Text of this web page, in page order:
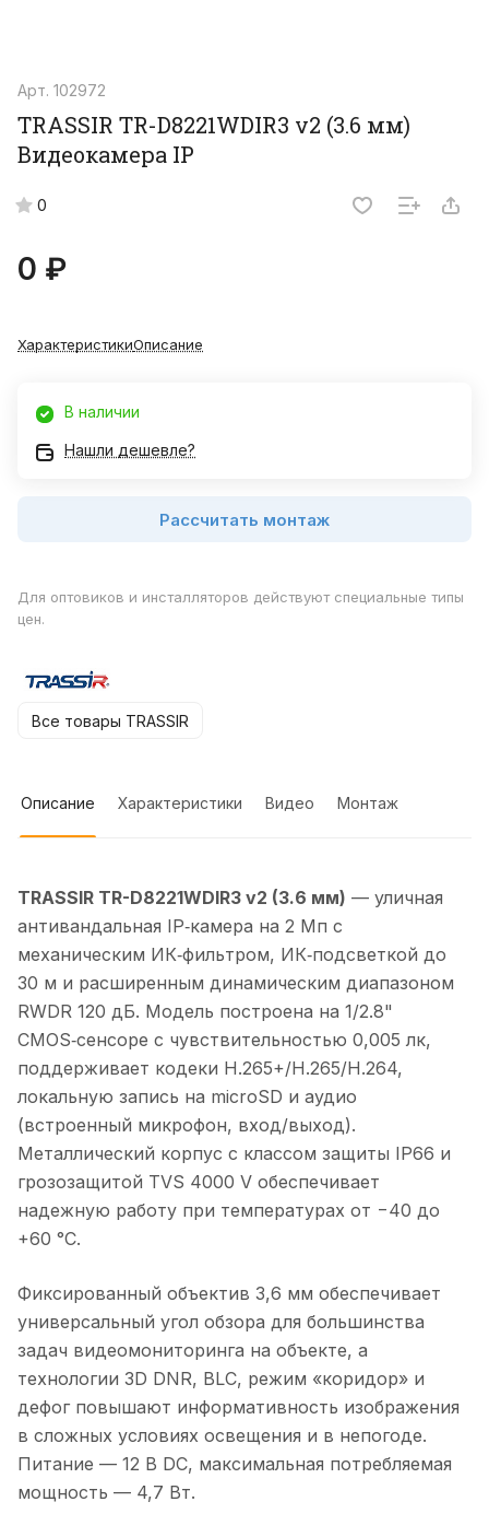
Арт. 102972
TRASSIR TR-D8221WDIR3 v2 (3.6 мм)
Видеокамера IP
0
0 ₽
ХарактеристикиОписание
В наличии
Нашли дешевле?
Рассчитать монтаж
Для оптовиков и инсталляторов действуют специальные типы
цен.
Все товары TRASSIR
Описание Характеристики Видео Монтаж
TRASSIR TR-D8221WDIR3 v2 (3.6 мм) — уличная
антивандальная IP‑камера на 2 Мп с
механическим ИК‑фильтром, ИК‑подсветкой до
30 м и расширенным динамическим диапазоном
RWDR 120 дБ. Модель построена на 1/2.8"
CMOS‑сенсоре с чувствительностью 0,005 лк,
поддерживает кодеки H.265+/H.265/H.264,
локальную запись на microSD и аудио
(встроенный микрофон, вход/выход).
Металлический корпус с классом защиты IP66 и
грозозащитой TVS 4000 V обеспечивает
надежную работу при температурах от −40 до
+60 °C.
Фиксированный объектив 3,6 мм обеспечивает
универсальный угол обзора для большинства
задач видеомониторинга на объекте, а
технологии 3D DNR, BLC, режим «коридор» и
дефог повышают информативность изображения
в сложных условиях освещения и в непогоде.
Питание — 12 В DC, максимальная потребляемая
мощность — 4,7 Вт.